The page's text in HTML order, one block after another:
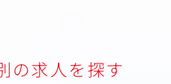
の求人を探す